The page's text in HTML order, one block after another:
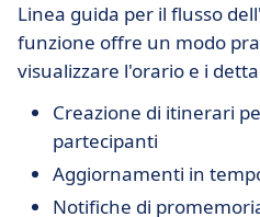
Linea guida per il flusso
funzione offre un modo
visualizzare l'orario e i
Creazione di itinerari
partecipanti
Aggiornamenti in
Notifiche di